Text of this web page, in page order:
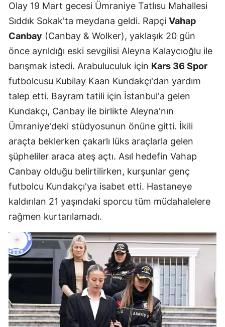
Kırşehir
Kocaeli
Konya
Kütahya
Malatya
Manisa
Kahramanmaraş
Mardin
Muğla
Nevşehir
Niğde
Ordu
Rize
Sakarya
Olay 19 Mart gecesi Ümraniye Tatlısu Mahallesi
Sıddık Sokak'ta meydana geldi. Rapçi Vahap
Canbay (Canbay & Wolker), yaklaşık 20 gün
önce ayrıldığı eski sevgilisi Aleyna Kalaycıoğlu ile
barışmak istedi. Arabuluculuk için Kars 36 Spor
futbolcusu Kubilay Kaan Kundakçı'dan yardım
talep etti. Bayram tatili için İstanbul'a gelen
Kundakçı, Canbay ile birlikte Aleyna'nın
Ümraniye'deki stüdyosunun önüne gitti. İkili
araçta beklerken çakarlı lüks araçlarla gelen
şüpheliler araca ateş açtı. Asıl hedefin Vahap
Canbay olduğu belirtilirken, kurşunlar genç
futbolcu Kundakçı'ya isabet etti. Hastaneye
kaldırılan 21 yaşındaki sporcu tüm müdahalelere
rağmen kurtarılamadı.